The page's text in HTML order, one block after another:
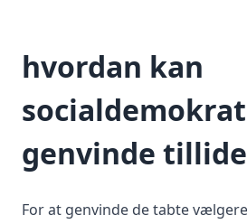
hvordan kan
genvinde
For at genvinde de tabte